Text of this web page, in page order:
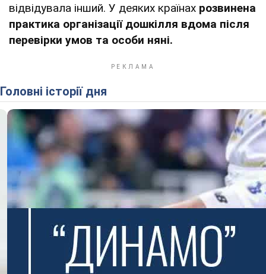
відвідувала інший. У деяких країнах розвинена
практика організації дошкілля вдома після
перевірки умов та особи няні.
Головні історії дня